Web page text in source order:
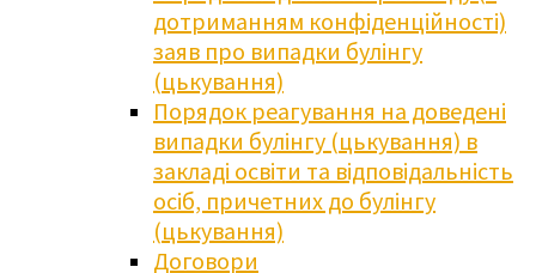
дотриманням конфіденційності)
заяв про випадки булінгу
(цькування)
Порядок реагування на доведені
випадки булінгу (цькування) в
закладі освіти та відповідальність
осіб, причетних до булінгу
(цькування)
Договори